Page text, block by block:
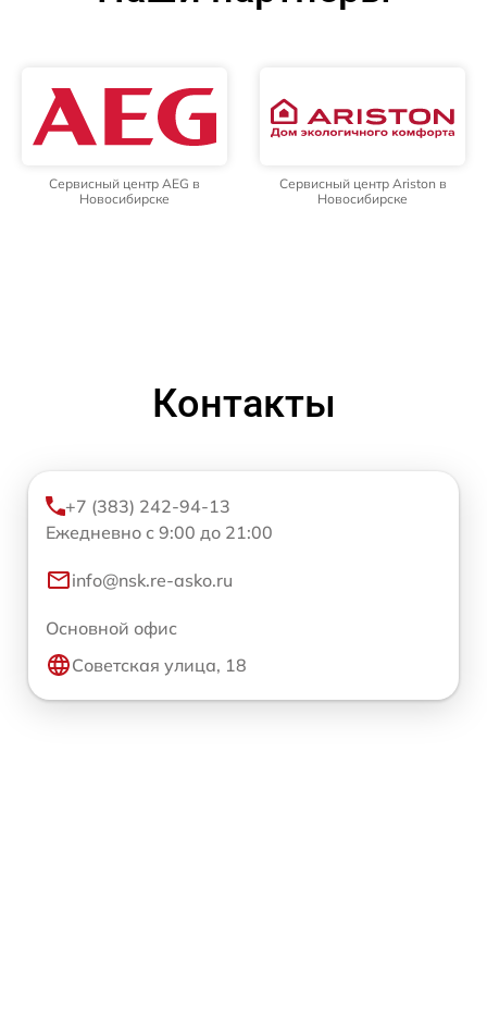
Сервисный центр AEG в
Новосибирске
Сервисный центр Ariston в
Новосибирске
Контакты
+7 (383) 242-94-13
Ежедневно с 9:00 до 21:00
info@nsk.re-asko.ru
Основной офис
Советская улица, 18